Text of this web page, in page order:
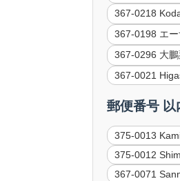
367-0218
367-0198 エ
367-0296 大
367-0021
郵便番号
375-0013
375-0012
367-0071